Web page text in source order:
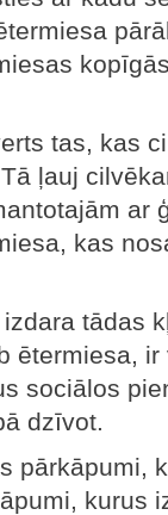
tas, kas
ļauj
ar
kas
tādas
ētermiesa,
sociālos
dzīvot.
pārkāpumi,
kurus